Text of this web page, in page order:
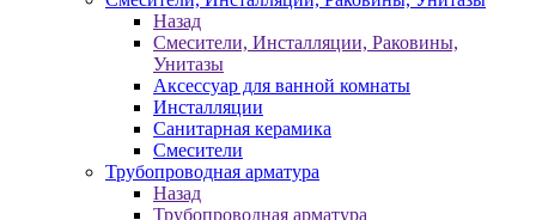
Назад
Смесители, Инсталляции, Раковины,
Унитазы
Аксессуар для ванной комнаты
Инсталляции
Санитарная керамика
Смесители
Трубопроводная арматура
Назад
Трубопроводная арматура